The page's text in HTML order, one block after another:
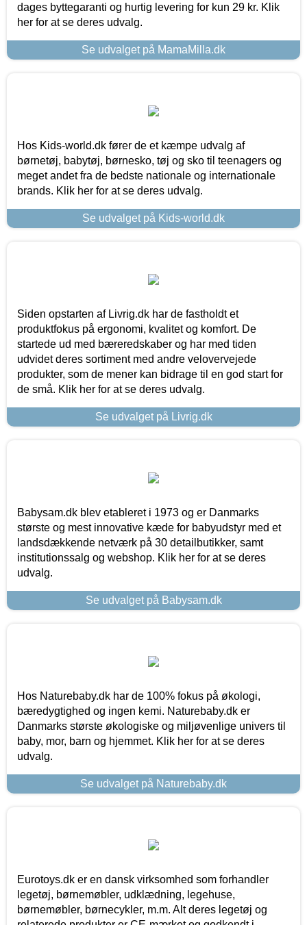
dages byttegaranti og hurtig levering for kun 29 kr. Klik
her for at se deres udvalg.
Se udvalget på MamaMilla.dk
Hos Kids-world.dk fører de et kæmpe udvalg af
børnetøj, babytøj, børnesko, tøj og sko til teenagers og
meget andet fra de bedste nationale og internationale
brands. Klik her for at se deres udvalg.
Se udvalget på Kids-world.dk
Siden opstarten af Livrig.dk har de fastholdt et
produktfokus på ergonomi, kvalitet og komfort. De
startede ud med bæreredskaber og har med tiden
udvidet deres sortiment med andre velovervejede
produkter, som de mener kan bidrage til en god start for
de små. Klik her for at se deres udvalg.
Se udvalget på Livrig.dk
Babysam.dk blev etableret i 1973 og er Danmarks
største og mest innovative kæde for babyudstyr med et
landsdækkende netværk på 30 detailbutikker, samt
institutionssalg og webshop. Klik her for at se deres
udvalg.
Se udvalget på Babysam.dk
Hos Naturebaby.dk har de 100% fokus på økologi,
bæredygtighed og ingen kemi. Naturebaby.dk er
Danmarks største økologiske og miljøvenlige univers til
baby, mor, barn og hjemmet. Klik her for at se deres
udvalg.
Se udvalget på Naturebaby.dk
Eurotoys.dk er en dansk virksomhed som forhandler
legetøj, børnemøbler, udklædning, legehuse,
børnemøbler, børnecykler, m.m. Alt deres legetøj og